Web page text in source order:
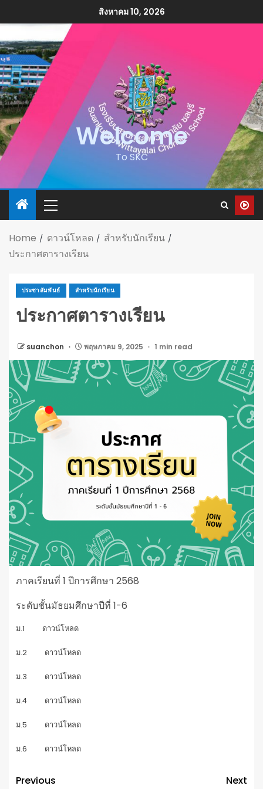
สิงหาคม 10, 2026
Welcome
To SKC
Home ดาวน์โหลด
สำหรับนักเรียน
ประกาศตารางเรียน
ประชาสัมพันธ์ สำหรับนักเรียน
ประกาศตารางเรียน
suanchon พฤษภาคม 9, 2025 1 min read
ภาคเรียนที่ 1 ปีการศึกษา 2568
ระดับชั้นมัธยมศึกษาปีที่ 1-6
ม.1 ดาวน์โหลด
ม.2 ดาวน์โหลด
ม.3 ดาวน์โหลด
ม.4 ดาวน์โหลด
ม.5 ดาวน์โหลด
ม.6 ดาวน์โหลด
Previous Next